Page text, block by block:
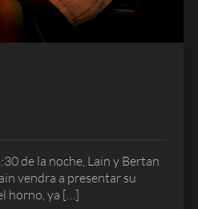
de la noche, Lain y Bertan
vendra a presentar su
horno, ya […]